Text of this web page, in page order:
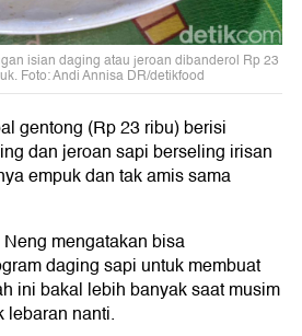
isian daging atau jeroan dibanderol Rp 23
Foto: Andi Annisa DR/detikfood
gentong (Rp 23 ribu) berisi
dan jeroan sapi berseling irisan
empuk dan tak amis sama
mengatakan bisa
daging sapi untuk membuat
ini bakal lebih banyak saat musim
lebaran nanti.